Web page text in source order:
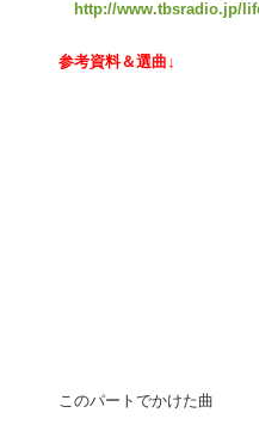
http://www.tbsradio.jp/
参考資料＆選曲↓
このパートでかけた曲